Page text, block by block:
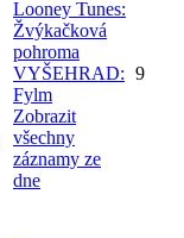
Looney Tunes:
Žvýkačková
pohroma
VYŠEHRAD:
Fylm
Zobrazit
všechny
záznamy ze
dne
9